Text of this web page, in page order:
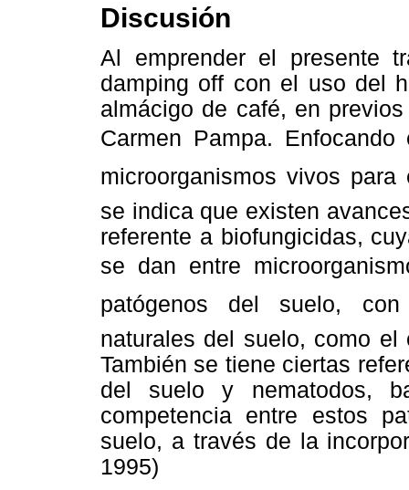
Discusión
Al emprender el presente
damping off con el uso del
almácigo de café, en
Carmen Pampa.
microorganismos vivos para
se indica que existen
referente a biofungicidas,
se dan entre
patógenos del suelo,
naturales del suelo, como
También se tiene ciertas
del suelo y nematodos,
competencia entre estos
suelo, a través de la
1995)